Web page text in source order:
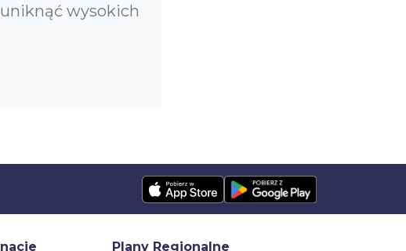
wysokich
Plany Regionalne